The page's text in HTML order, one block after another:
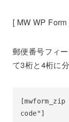
[ MW WP
郵便番号フィ
て3桁と4桁に
code"]